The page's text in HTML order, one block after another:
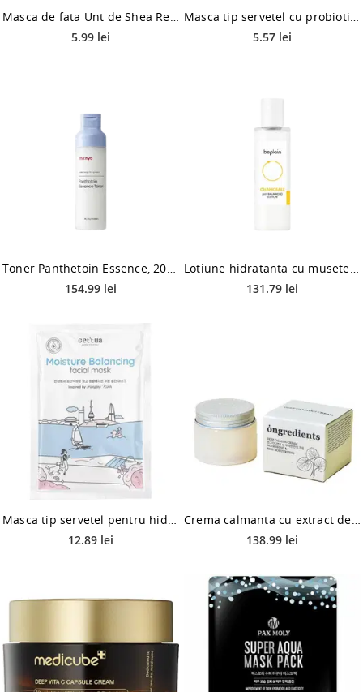
Masca de fata Unt de Shea Real, 25ml, Farmstay
5.99 lei
Masca tip servetel cu probiotice, 25ml, Pax Moly
5.57 lei
154.99 lei
131.79 lei
12.89 lei
138.99 lei